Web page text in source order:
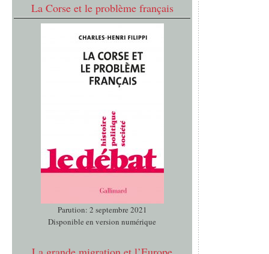
La Corse et le problème français
Parution: 2 septembre 2021
Disponible en version numérique